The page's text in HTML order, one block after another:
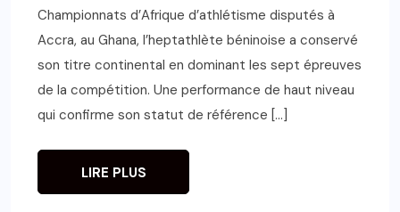
Championnats d’Afrique d’athlétisme disputés à
Accra, au Ghana, l’heptathlète béninoise a conservé
son titre continental en dominant les sept épreuves
de la compétition. Une performance de haut niveau
qui confirme son statut de référence […]
LIRE PLUS